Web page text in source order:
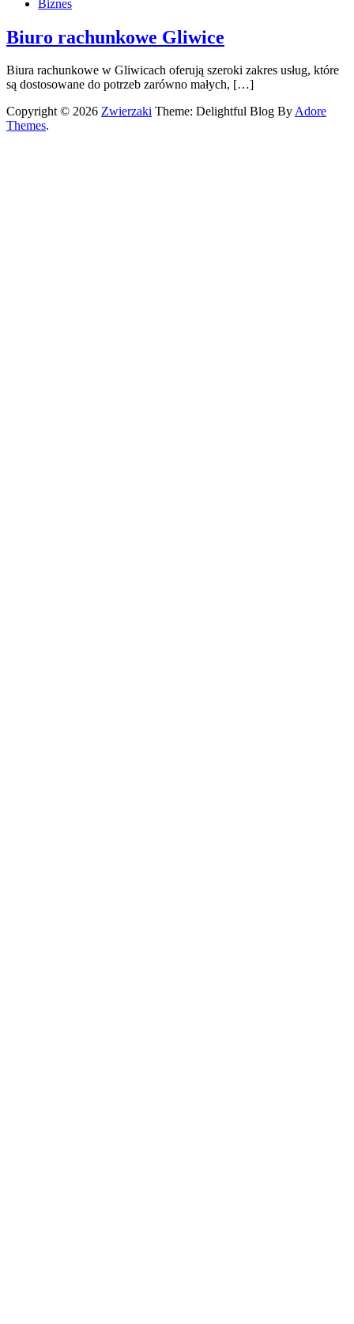
Biznes
Biuro rachunkowe Gliwice
Biura rachunkowe w Gliwicach oferują szeroki zakres usług, które
są dostosowane do potrzeb zarówno małych, […]
Copyright © 2026 Zwierzaki Theme: Delightful Blog ByAdore
Themes.